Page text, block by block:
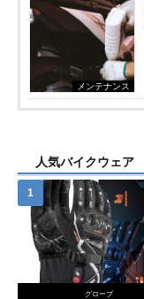
メンテナンス
人気バイクウェア
グローブ